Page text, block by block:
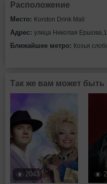
Расположение
Место: Korston Drink Mall
Адрес: улица Николая
Ближайшее метро: Козья
Так же вам может быть
2043